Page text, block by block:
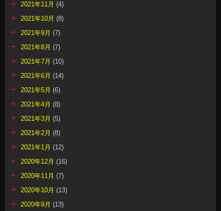
2021年11月 (4)
2021年10月 (8)
2021年9月 (7)
2021年8月 (7)
2021年7月 (10)
2021年6月 (14)
2021年5月 (6)
2021年4月 (8)
2021年3月 (5)
2021年2月 (8)
2021年1月 (12)
2020年12月 (16)
2020年11月 (7)
2020年10月 (13)
2020年9月 (13)